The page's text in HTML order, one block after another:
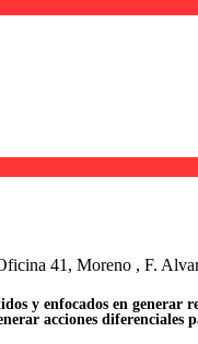
41, Moreno , F.
y enfocados en
acciones